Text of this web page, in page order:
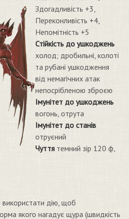
Здогадливість +3,
Переконливість +4,
Непомітність +5
Стійкість до ушкоджень
холод; дробильні, колоті
та рубані ушкодження
від немагічних атак
непосрібленою зброєю
Імунітет до ушкоджень
вогонь, отрута
Імунітет до станів
отруєний
Чуття темний зір 120 ф,
дію, щоб
якого нагадує щура (швидкість